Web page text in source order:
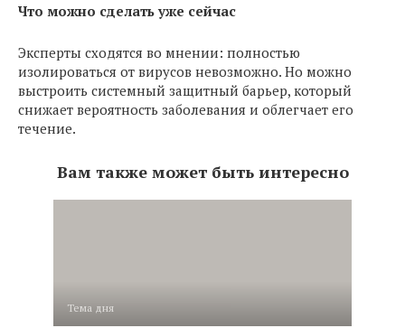
Что можно сделать уже сейчас
Эксперты сходятся во мнении: полностью
изолироваться от вирусов невозможно. Но можно
выстроить системный защитный барьер, который
снижает вероятность заболевания и облегчает его
течение.
Вам также может быть интересно
Тема дня